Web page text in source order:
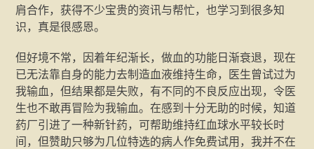
肩合作，获得不少宝贵的资讯与帮忙，也学习到很多知
识，真是很感恩。
但好境不常，因着年纪渐长，做血的功能日渐衰退，现在
已无法靠自身的能力去制造血液维持生命，医生曾试过为
我输血，但结果都是失败，有不同的不良反应出现，令医
生也不敢再冒险为我输血。在感到十分无助的时候，知道
药厂引进了一种新针药，可帮助维持红血球水平较长时
间，但赞助只够为几位特选的病人作免费试用，我并不在